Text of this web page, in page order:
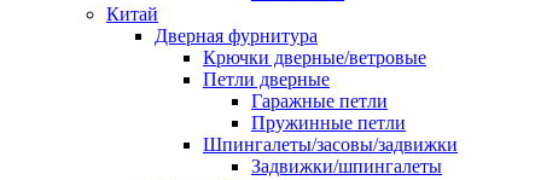
Китай
Дверная фурнитура
Крючки дверные/ветровые
Петли дверные
Гаражные петли
Пружинные петли
Шпингалеты/засовы/задвижки
Задвижки/шпингалеты